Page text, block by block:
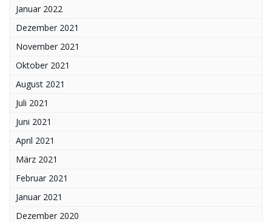
Januar 2022
Dezember 2021
November 2021
Oktober 2021
August 2021
Juli 2021
Juni 2021
April 2021
März 2021
Februar 2021
Januar 2021
Dezember 2020